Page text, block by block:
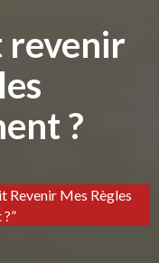
revenir
?
Revenir Mes Règles